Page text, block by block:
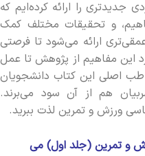
جدیدتری را ارائه کرده‌ایم که
و تحقیقات مختلف کمک
ارائه می‌شود تا فرصتی
این مفاهیم از پژوهش تا عمل
اصلی این کتاب دانشجویان
هم از آن سود می‌برند.
ورزش و تمرین لذت ببرید.
و تمرین (جلد اول) می